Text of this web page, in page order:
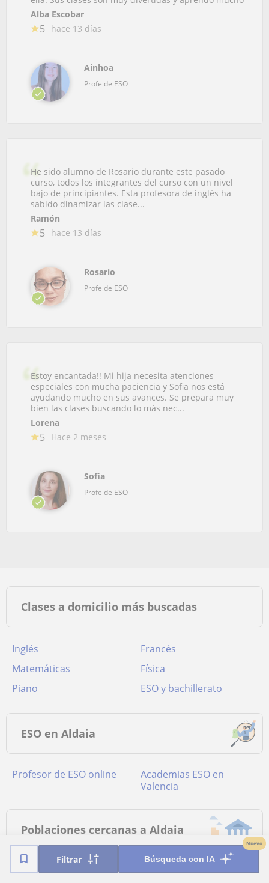
Filtrar Búsqueda con IA
Nuevo
Alba Escobar
5 hace 13 días
Ainhoa
Profe de ESO
He sido alumno de Rosario durante este pasado
curso, todos los integrantes del curso con un nivel
bajo de principiantes. Esta profesora de inglés ha
sabido dinamizar las clase...
Ramón
5 hace 13 días
Rosario
Profe de ESO
Estoy encantada!! Mi hija necesita atenciones
especiales con mucha paciencia y Sofia nos está
ayudando mucho en sus avances. Se prepara muy
bien las clases buscando lo más nec...
Lorena
5 Hace 2 meses
Sofia
Profe de ESO
Clases a domicilio más buscadas
Inglés
Francés
Matemáticas
Física
Piano
ESO y bachillerato
ESO en Aldaia
Profesor de ESO online
academias ESO en
Valencia
Poblaciones cercanas a Aldaia
Clases de ESO a
Clases de ESO a